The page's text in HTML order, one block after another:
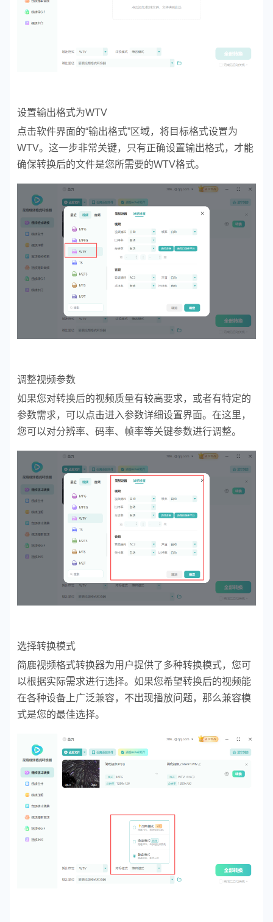
设置输出格式为WTV
点击软件界面的“输出格式”区域，将目标格式设置为
WTV。这一步非常关键，只有正确设置输出格式，才能
确保转换后的文件是您所需要的WTV格式。
调整视频参数
如果您对转换后的视频质量有较高要求，或者有特定的
参数需求，可以点击进入参数详细设置界面。在这里，
您可以对分辨率、码率、帧率等关键参数进行调整。
选择转换模式
简鹿视频格式转换器为用户提供了多种转换模式，您可
以根据实际需求进行选择。如果您希望转换后的视频能
在各种设备上广泛兼容，不出现播放问题，那么兼容模
式是您的最佳选择。